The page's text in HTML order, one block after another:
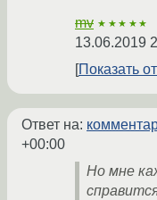
mv ★★★★★
13.06.2019
Показать
Ответ на:
+00:00
Но мне